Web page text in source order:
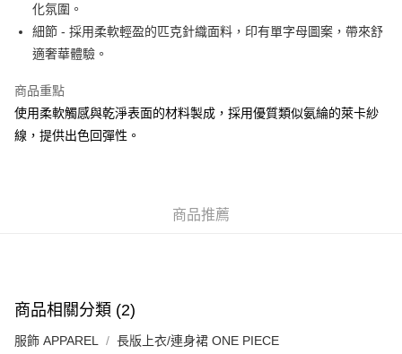
每筆HK$50.00，滿HK$499.00或以上免運費
送貨上門免運優惠
化氛圍。
細節 - 採用柔軟輕盈的匹克針織面料，印有單字母圖案，帶來舒
適奢華體驗。
商品重點
使用柔軟觸感與乾淨表面的材料製成，採用優質類似氨綸的萊卡紗
線，提供出色回彈性。
商品推薦
商品相關分類 (2)
服飾 APPAREL 長版上衣/連身裙 ONE PIECE